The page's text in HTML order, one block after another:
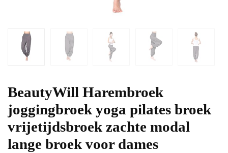
BeautyWill Harembroek
joggingbroek yoga pilates broek
vrijetijdsbroek zachte modal
lange broek voor dames